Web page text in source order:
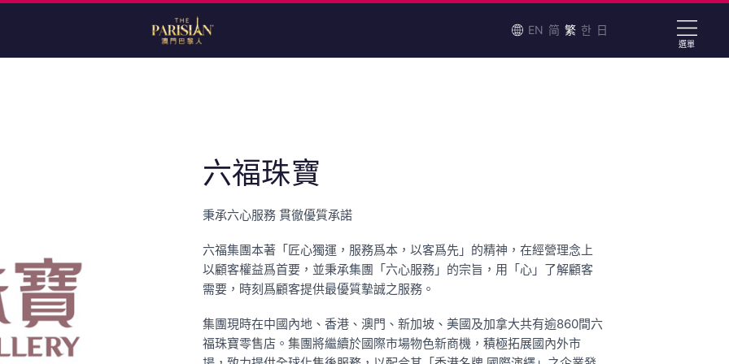
EN 简 繁 한 日
選單
六福珠寶
秉承六心服務 貫徹優質承諾
六福集團本著「匠心獨運，服務爲本，以客爲先」的精神，在經營理念上
以顧客權益爲首要，並秉承集團「六心服務」的宗旨，用「心」了解顧客
需要，時刻爲顧客提供最優質摰誠之服務。
集團現時在中國內地、香港、澳門、新加坡、美國及加拿大共有逾860間六
福珠寶零售店。集團將繼續於國際市場物色新商機，積極拓展國內外市